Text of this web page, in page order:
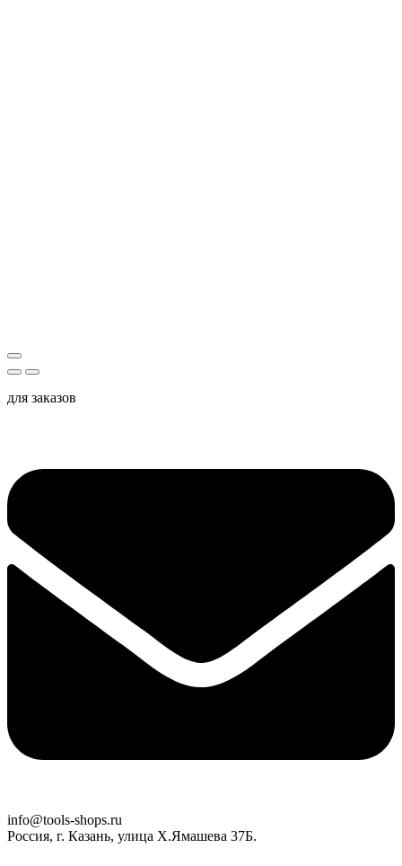
для заказов
info@tools-shops.ru
Россия, г. Казань, улица Х.Ямашева 37Б.